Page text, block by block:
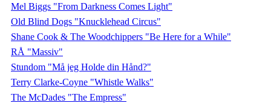
Mel Biggs "From Darkness Comes Light"
Old Blind Dogs "Knucklehead Circus"
Shane Cook & The Woodchippers "Be Here for a While"
RÅ "Massiv"
Stundom "Må jeg Holde din Hånd?"
Terry Clarke-Coyne "Whistle Walks"
The McDades "The Empress"